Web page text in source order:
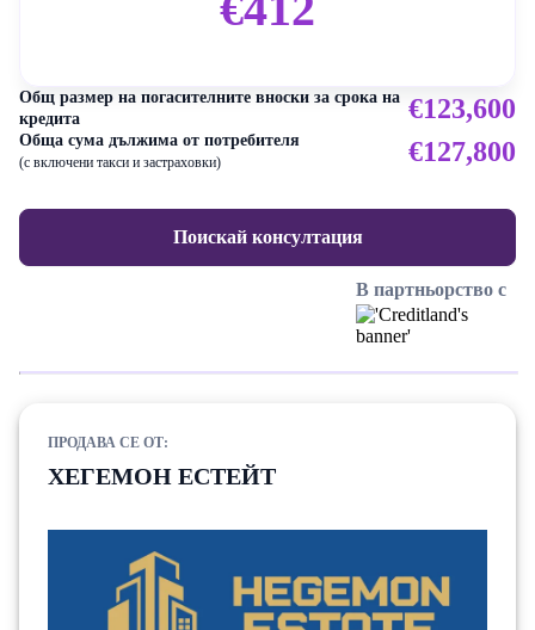
Общ размер на погасителните вноски за срока на
кредита
€123,600
Обща сума дължима от потребителя
(с включени такси и застраховки) €127,800
Поискай консултация
В партньорство с
ПРОДАВА СЕ ОТ:
ХЕГЕМОН ЕСТЕЙТ